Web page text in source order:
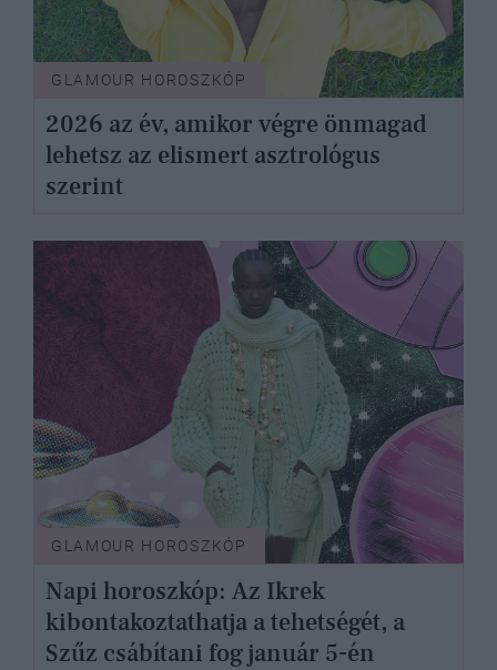
GLAMOUR HOROSZKÓP
2026 az év, amikor végre önmagad
lehetsz az elismert asztrológus
szerint
GLAMOUR HOROSZKÓP
Napi horoszkóp: Az Ikrek
kibontakoztathatja a tehetségét, a
Szűz csábítani fog január 5-én